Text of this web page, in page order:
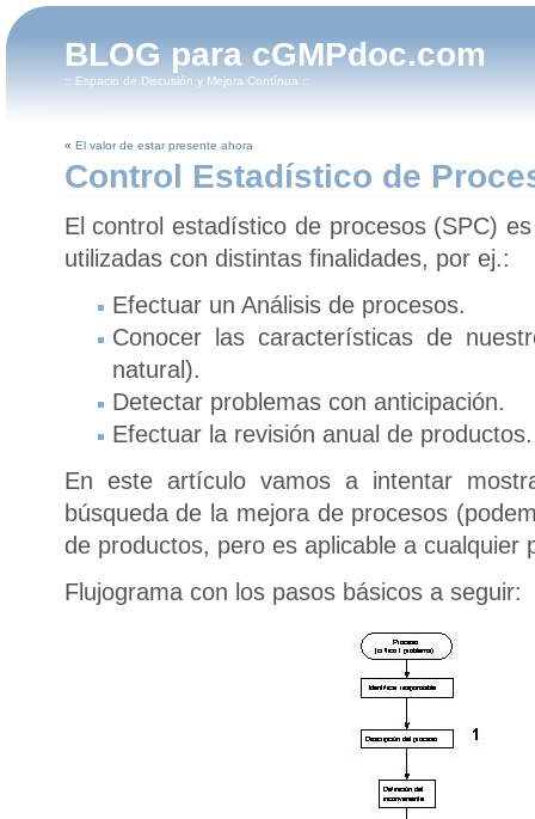
BLOG para cGMPdoc.com
:: Espacio de Discusión y Mejora Contínua ::
« El valor de estar presente ahora
Control Estadístico de
El control estadístico de procesos (SPC)
utilizadas con distintas finalidades, por ej.:
Efectuar un Análisis de procesos.
Conocer las características de
natural).
Detectar problemas con anticipación.
Efectuar la revisión anual de productos.
En este artículo vamos a intentar
búsqueda de la mejora de procesos
de productos, pero es aplicable a cualquier
Flujograma con los pasos básicos a seguir: